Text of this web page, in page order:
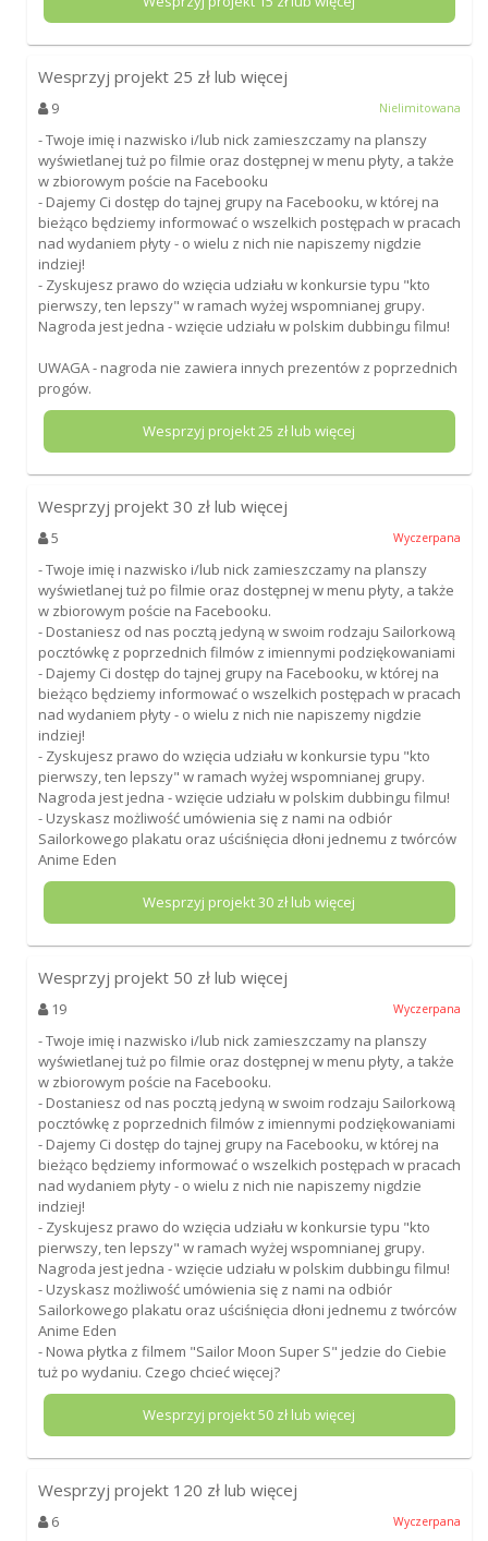
Wesprzyj projekt 25 zł lub więcej
9 Nielimitowana
- Twoje imię i nazwisko i/lub nick zamieszczamy na planszy
wyświetlanej tuż po filmie oraz dostępnej w menu płyty, a także
w zbiorowym poście na Facebooku
- Dajemy Ci dostęp do tajnej grupy na Facebooku, w której na
bieżąco będziemy informować o wszelkich postępach w pracach
nad wydaniem płyty - o wielu z nich nie napiszemy nigdzie
indziej!
- Zyskujesz prawo do wzięcia udziału w konkursie typu "kto
pierwszy, ten lepszy" w ramach wyżej wspomnianej grupy.
Nagroda jest jedna - wzięcie udziału w polskim dubbingu filmu!
UWAGA - nagroda nie zawiera innych prezentów z poprzednich
progów.
Wesprzyj projekt25 zł lub więcej
Wesprzyj projekt 30 zł lub więcej
5 Wyczerpana
- Twoje imię i nazwisko i/lub nick zamieszczamy na planszy
wyświetlanej tuż po filmie oraz dostępnej w menu płyty, a także
w zbiorowym poście na Facebooku.
- Dostaniesz od nas pocztą jedyną w swoim rodzaju Sailorkową
pocztówkę z poprzednich filmów z imiennymi podziękowaniami
- Dajemy Ci dostęp do tajnej grupy na Facebooku, w której na
bieżąco będziemy informować o wszelkich postępach w pracach
nad wydaniem płyty - o wielu z nich nie napiszemy nigdzie
indziej!
- Zyskujesz prawo do wzięcia udziału w konkursie typu "kto
pierwszy, ten lepszy" w ramach wyżej wspomnianej grupy.
Nagroda jest jedna - wzięcie udziału w polskim dubbingu filmu!
- Uzyskasz możliwość umówienia się z nami na odbiór
Sailorkowego plakatu oraz uściśnięcia dłoni jednemu z twórców
Anime Eden
Wesprzyj projekt30 zł lub więcej
Wesprzyj projekt 50 zł lub więcej
19 Wyczerpana
- Twoje imię i nazwisko i/lub nick zamieszczamy na planszy
wyświetlanej tuż po filmie oraz dostępnej w menu płyty, a także
w zbiorowym poście na Facebooku.
- Dostaniesz od nas pocztą jedyną w swoim rodzaju Sailorkową
pocztówkę z poprzednich filmów z imiennymi podziękowaniami
- Dajemy Ci dostęp do tajnej grupy na Facebooku, w której na
bieżąco będziemy informować o wszelkich postępach w pracach
nad wydaniem płyty - o wielu z nich nie napiszemy nigdzie
indziej!
- Zyskujesz prawo do wzięcia udziału w konkursie typu "kto
pierwszy, ten lepszy" w ramach wyżej wspomnianej grupy.
Nagroda jest jedna - wzięcie udziału w polskim dubbingu filmu!
- Uzyskasz możliwość umówienia się z nami na odbiór
Sailorkowego plakatu oraz uściśnięcia dłoni jednemu z twórców
Anime Eden
- Nowa płytka z filmem "Sailor Moon Super S" jedzie do Ciebie
tuż po wydaniu. Czego chcieć więcej?
Wesprzyj projekt50 zł lub więcej
Wesprzyj projekt 120 zł lub więcej
6 Wyczerpana